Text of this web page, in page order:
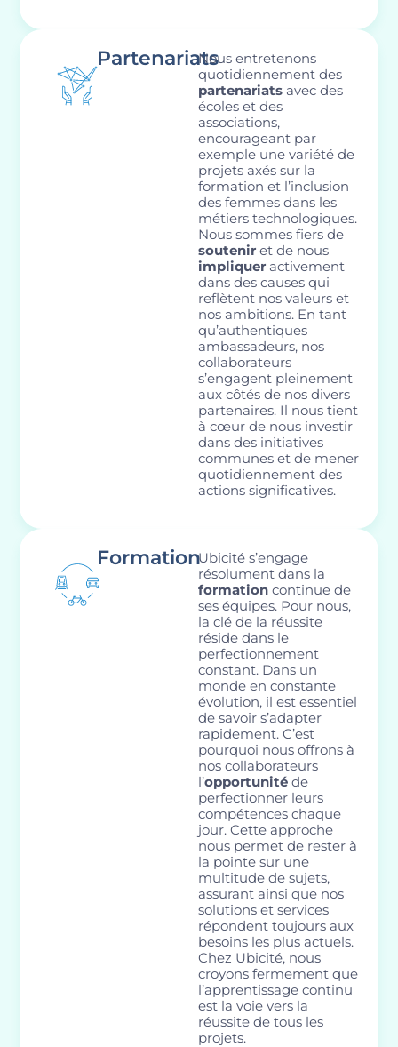
PartenariatsNous entretenons
quotidiennement des
partenariats avec des
écoles et des
associations,
encourageant par
exemple une variété de
projets axés sur la
formation et l’inclusion
des femmes dans les
métiers technologiques.
Nous sommes fiers de
soutenir et de nous
impliquer activement
dans des causes qui
reflètent nos valeurs et
nos ambitions. En tant
qu’authentiques
ambassadeurs, nos
collaborateurs
s’engagent pleinement
aux côtés de nos divers
partenaires. Il nous tient
à cœur de nous investir
dans des initiatives
communes et de mener
quotidiennement des
actions significatives.
FormationUbicité s’engage
résolument dans la
formation continue de
ses équipes. Pour nous,
la clé de la réussite
réside dans le
perfectionnement
constant. Dans un
monde en constante
évolution, il est essentiel
de savoir s’adapter
rapidement. C’est
pourquoi nous offrons à
nos collaborateurs
l’opportunitéde
perfectionner leurs
compétences chaque
jour. Cette approche
nous permet de rester à
la pointe sur une
multitude de sujets,
assurant ainsi que nos
solutions et services
répondent toujours aux
besoins les plus actuels.
Chez Ubicité, nous
croyons fermement que
l’apprentissage continu
est la voie vers la
réussite de tous les
projets.